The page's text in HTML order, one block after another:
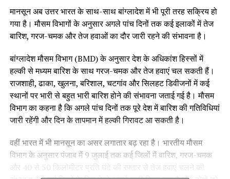
मानसून अब उत्तर भारत के साथ-साथ बांग्लादेश में भी पूरी तरह सक्रिय हो
गया है। मौसम विभागों के अनुसार अगले पांच दिनों तक कई इलाकों में तेज
बारिश, गरज-चमक और तेज हवाओं का दौर जारी रहने की संभावना है।
बांग्लादेश मौसम विभाग (BMD) के अनुसार देश के अधिकांश हिस्सों में
हल्की से मध्यम बारिश के साथ गरज-चमक और तेज हवाएं चल सकती हैं।
राजशाही, ढाका, खुलना, बरिशाल, चटगांव और सिलहट डिवीजनों में कई
स्थानों पर भारी से बहुत भारी बारिश होने की संभावना जताई गई है। मौसम
विभाग का कहना है कि अगले पांच दिनों तक पूरे देश में बारिश की गतिविधियां
जारी रहेंगी और दिन के तापमान में हल्की गिरावट आ सकती है।
वहीं भारत में भी मानसून का असर लगातार बढ़ रहा है। भारतीय मौसम
विभाग के अनुसार पंजाब में 9 जुलाई तक कई जिलों में बारिश, गरज-चमक
और 40 से 50 किलोमीटर प्रति घंटे की रफ्तार से तेज हवाएं चलने की